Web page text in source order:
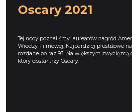
Oscary 2021
Tej nocy poznaliśmy laureatów nagród
Wiedzy Filmowej. Najbardziej prestiżowe
rozdane po raz 93. Największym
który dostał trzy Oscary.